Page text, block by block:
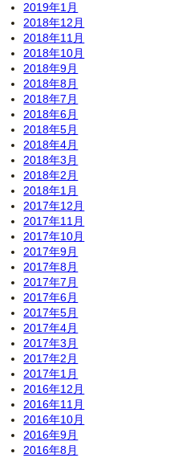
2019年1月
2018年12月
2018年11月
2018年10月
2018年9月
2018年8月
2018年7月
2018年6月
2018年5月
2018年4月
2018年3月
2018年2月
2018年1月
2017年12月
2017年11月
2017年10月
2017年9月
2017年8月
2017年7月
2017年6月
2017年5月
2017年4月
2017年3月
2017年2月
2017年1月
2016年12月
2016年11月
2016年10月
2016年9月
2016年8月